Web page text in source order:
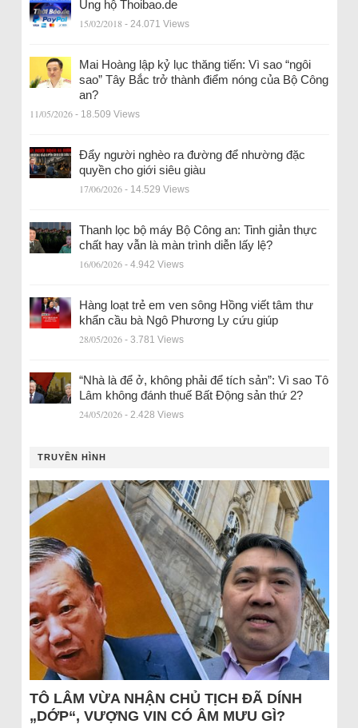
Ủng hộ Thoibao.de
15/02/2018 - 24.071 Views
Mai Hoàng lập kỷ lục thăng tiến: Vì sao “ngôi
sao” Tây Bắc trở thành điểm nóng của Bộ Công
an?
11/05/2026 - 18.509 Views
Đẩy người nghèo ra đường để nhường đặc
quyền cho giới siêu giàu
17/06/2026 - 14.529 Views
Thanh lọc bộ máy Bộ Công an: Tinh giản thực
chất hay vẫn là màn trình diễn lấy lệ?
16/06/2026 - 4.942 Views
Hàng loạt trẻ em ven sông Hồng viết tâm thư
khẩn cầu bà Ngô Phương Ly cứu giúp
28/05/2026 - 3.781 Views
“Nhà là để ở, không phải để tích sản”: Vì sao Tô
Lâm không đánh thuế Bất Động sản thứ 2?
24/05/2026 - 2.428 Views
TRUYỀN HÌNH
TÔ LÂM VỪA NHẬN CHỦ TỊCH ĐÃ DÍNH
„DỚP“, VƯỢNG VIN CÓ ÂM MƯU GÌ?